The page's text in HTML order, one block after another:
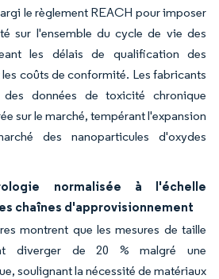
le règlement REACH pour imposer
sur l'ensemble du cycle de vie des
les délais de qualification des
coûts de conformité. Les fabricants
données de toxicité chronique
sur le marché, tempérant l'expansion
des nanoparticules d'oxydes
normalisée à l'échelle
chaînes d'approvisionnement
montrent que les mesures de taille
diverger de 20 % malgré une
soulignant la nécessité de matériaux